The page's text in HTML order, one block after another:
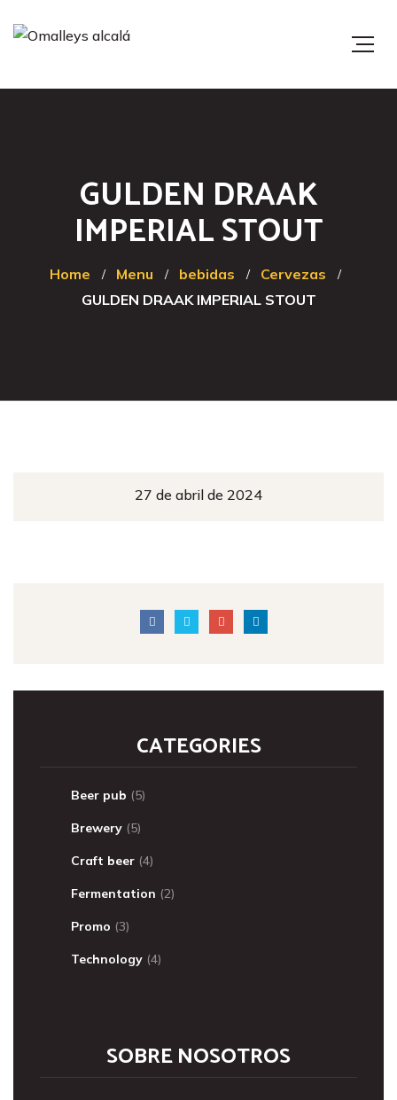
GULDEN DRAAK
IMPERIAL STOUT
Home Menu bebidas
Cervezas
GULDEN DRAAK IMPERIAL STOUT
27 de abril de 2024
CATEGORIES
Beer pub (5)
Brewery (5)
Craft beer (4)
Fermentation (2)
Promo (3)
Technology (4)
SOBRE NOSOTROS